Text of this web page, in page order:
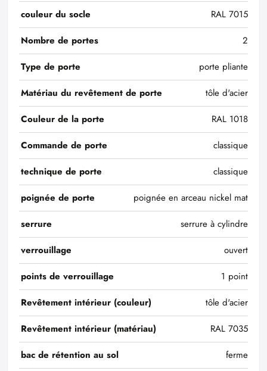
couleur du socle
RAL 7015
Nombre de portes
2
Type de porte
porte pliante
Matériau du revêtement de porte
tôle d'acier
Couleur de la porte
RAL 1018
Commande de porte
classique
technique de porte
classique
poignée de porte
poignée en arceau nickel mat
serrure
serrure à cylindre
verrouillage
ouvert
points de verrouillage
1 point
Revêtement intérieur (couleur)
tôle d'acier
Revêtement intérieur (matériau)
RAL 7035
bac de rétention au sol
ferme